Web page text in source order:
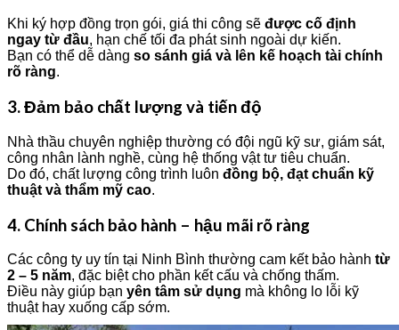
Khi ký hợp đồng trọn gói, giá thi công sẽ được cố định
ngay từ đầu, hạn chế tối đa phát sinh ngoài dự kiến.
Bạn có thể dễ dàng so sánh giá và lên kế hoạch tài chính
rõ ràng.
3. Đảm bảo chất lượng và tiến độ
Nhà thầu chuyên nghiệp thường có đội ngũ kỹ sư, giám sát,
công nhân lành nghề, cùng hệ thống vật tư tiêu chuẩn.
Do đó, chất lượng công trình luôn đồng bộ, đạt chuẩn kỹ
thuật và thẩm mỹ cao.
4. Chính sách bảo hành – hậu mãi rõ ràng
Các công ty uy tín tại Ninh Bình thường cam kết bảo hành từ
2 – 5 năm, đặc biệt cho phần kết cấu và chống thấm.
Điều này giúp bạn yên tâm sử dụng mà không lo lỗi kỹ
thuật hay xuống cấp sớm.